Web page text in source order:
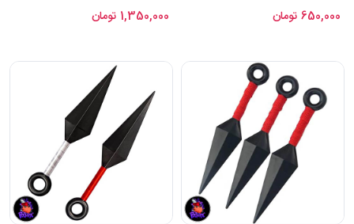
650,000 تومان
1,350,000 تومان